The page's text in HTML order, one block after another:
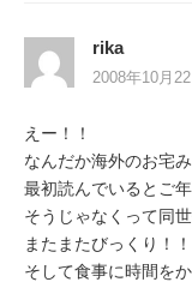
ー
シ
ョ
ン
rika
2008年10月
えー！！
なんだか海外のお宅み
最初読んでいるとご
そうじゃなくって同
またまたびっくり！！
そして食事に時間を